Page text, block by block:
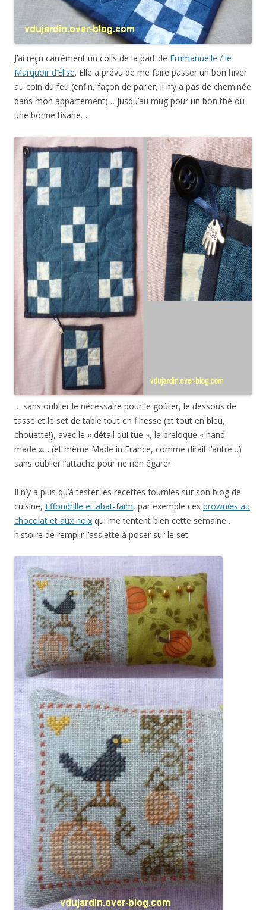
J’ai reçu carrément un colis de la part de Emmanuelle / le
Marquoir d’Élise. Elle a prévu de me faire passer un bon hiver
au coin du feu (enfin, façon de parler, il n’y a pas de cheminée
dans mon appartement)… jusqu’au mug pour un bon thé ou
une bonne tisane…
… sans oublier le nécessaire pour le goûter, le dessous de
tasse et le set de table tout en finesse (et tout en bleu,
chouette!), avec le « détail qui tue », la breloque « hand
made »… (et même Made in France, comme dirait l’autre…)
sans oublier l’attache pour ne rien égarer.
Il n’y a plus qu’à tester les recettes fournies sur son blog de
cuisine, Effondrille et abat-faim, par exemple ces brownies au
chocolat et aux noix qui me tentent bien cette semaine…
histoire de remplir l’assiette à poser sur le set.